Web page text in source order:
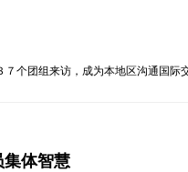
个团组来访，成为本地区沟通国际
体智慧